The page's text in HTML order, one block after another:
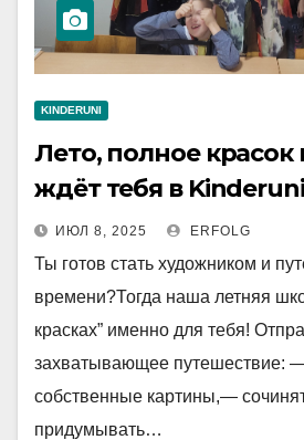
KINDERUNI
Лето, полное красок
ждёт тебя в
ИЮЛ 8, 2025 ERFOLG
Ты готов стать художником и
времени?Тогда наша летняя
красках” именно для тебя!
захватывающее путешествие:
собственные картины,—
придумывать…